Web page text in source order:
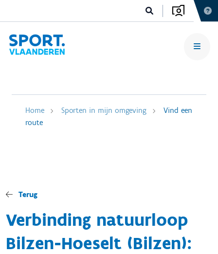
Home Sporten in mijn omgeving
Vind een
route
Terug
Verbinding natuurloop
Bilzen-Hoeselt (Bilzen):